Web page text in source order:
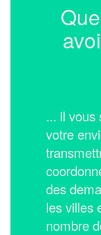
... il vous
votre
des
les villes
nombre